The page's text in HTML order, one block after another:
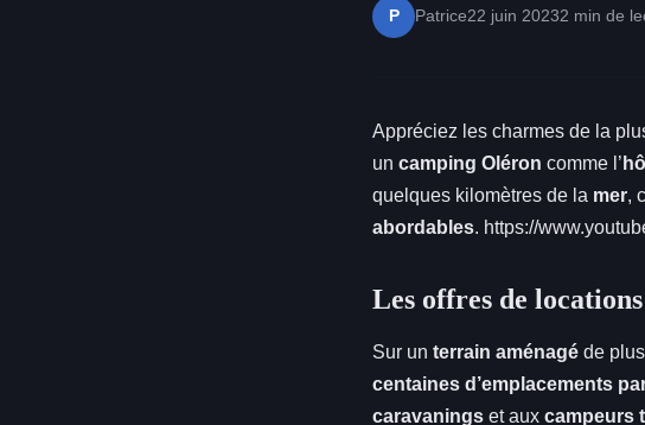
P Patrice22 juin 20232 min de
Appréciez les charmes de la
un camping Oléron comme l’
quelques kilomètres de la mer,
abordables. https://
Les offres de
Sur un terrain aménagé de
centaines d’emplacements
caravanings et aux campeurs